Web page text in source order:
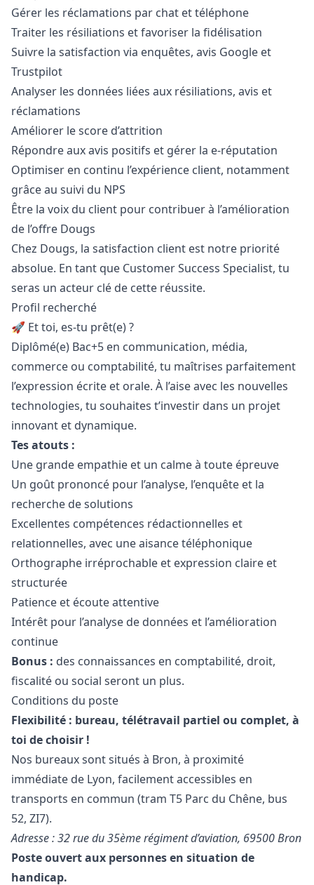
Gérer les réclamations par chat et téléphone
Traiter les résiliations et favoriser la fidélisation
Suivre la satisfaction via enquêtes, avis Google et
Trustpilot
Analyser les données liées aux résiliations, avis et
réclamations
Améliorer le score d’attrition
Répondre aux avis positifs et gérer la e-réputation
Optimiser en continu l’expérience client, notamment
grâce au suivi du NPS
Être la voix du client pour contribuer à l’amélioration
de l’offre Dougs
Chez Dougs, la satisfaction client est notre priorité
absolue. En tant que Customer Success Specialist, tu
seras un acteur clé de cette réussite.
Profil recherché
🚀 Et toi, es-tu prêt(e) ?
Diplômé(e) Bac+5 en communication, média,
commerce ou comptabilité, tu maîtrises parfaitement
l’expression écrite et orale. À l’aise avec les nouvelles
technologies, tu souhaites t’investir dans un projet
innovant et dynamique.
Tes atouts :
Une grande empathie et un calme à toute épreuve
Un goût prononcé pour l’analyse, l’enquête et la
recherche de solutions
Excellentes compétences rédactionnelles et
relationnelles, avec une aisance téléphonique
Orthographe irréprochable et expression claire et
structurée
Patience et écoute attentive
Intérêt pour l’analyse de données et l’amélioration
continue
Bonus : des connaissances en comptabilité, droit,
fiscalité ou social seront un plus.
Conditions du poste
Flexibilité : bureau, télétravail partiel ou complet, à
toi de choisir !
Nos bureaux sont situés à Bron, à proximité
immédiate de Lyon, facilement accessibles en
transports en commun (tram T5 Parc du Chêne, bus
52, ZI7).
Adresse : 32 rue du 35ème régiment d’aviation, 69500 Bron
Poste ouvert aux personnes en situation de
handicap.